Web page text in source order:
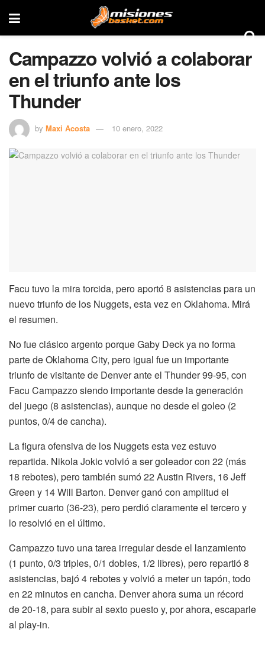
Campazzo volvió a colaborar
en el triunfo ante los
Thunder
by Maxi Acosta 10 enero, 2022
Facu tuvo la mira torcida, pero aportó 8 asistencias para un
nuevo triunfo de los Nuggets, esta vez en Oklahoma. Mirá
el resumen.
No fue clásico argento porque Gaby Deck ya no forma
parte de Oklahoma City, pero igual fue un importante
triunfo de visitante de Denver ante el Thunder 99-95, con
Facu Campazzo siendo importante desde la generación
del juego (8 asistencias), aunque no desde el goleo (2
puntos, 0/4 de cancha).
La figura ofensiva de los Nuggets esta vez estuvo
repartida. Nikola Jokic volvió a ser goleador con 22 (más
18 rebotes), pero también sumó 22 Austin Rivers, 16 Jeff
Green y 14 Will Barton. Denver ganó con amplitud el
primer cuarto (36-23), pero perdió claramente el tercero y
lo resolvió en el último.
Campazzo tuvo una tarea irregular desde el lanzamiento
(1 punto, 0/3 triples, 0/1 dobles, 1/2 libres), pero repartió 8
asistencias, bajó 4 rebotes y volvió a meter un tapón, todo
en 22 minutos en cancha. Denver ahora suma un récord
de 20-18, para subir al sexto puesto y, por ahora, escaparle
al play-in.